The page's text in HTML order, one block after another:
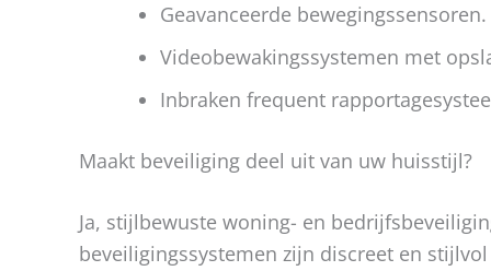
Geavanceerde bewegingssensoren.
Videobewakingssystemen met
Inbraken frequent
Maakt beveiliging deel uit van uw huisstijl?
Ja, stijlbewuste woning- en
beveiligingssystemen zijn discreet en